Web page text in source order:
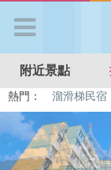
APP登入
首 頁
附近景點
熱門： 特色遊戲場
溜滑梯民宿
觀光工